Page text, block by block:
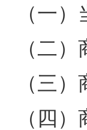
（一
（二
（三
（四